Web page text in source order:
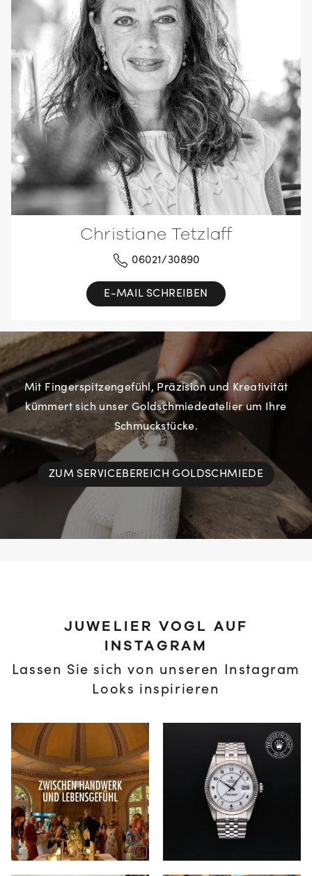
Christiane Tetzlaff
06021/30890
E-MAIL SCHREIBEN
Mit Fingerspitzengefühl, Präzision und Kreativität
kümmert sich unser Goldschmiedeatelier um Ihre
Schmuckstücke.
ZUM SERVICEBEREICH GOLDSCHMIEDE
JUWELIER VOGL AUF
INSTAGRAM
Lassen Sie sich von unseren Instagram
Looks inspirieren